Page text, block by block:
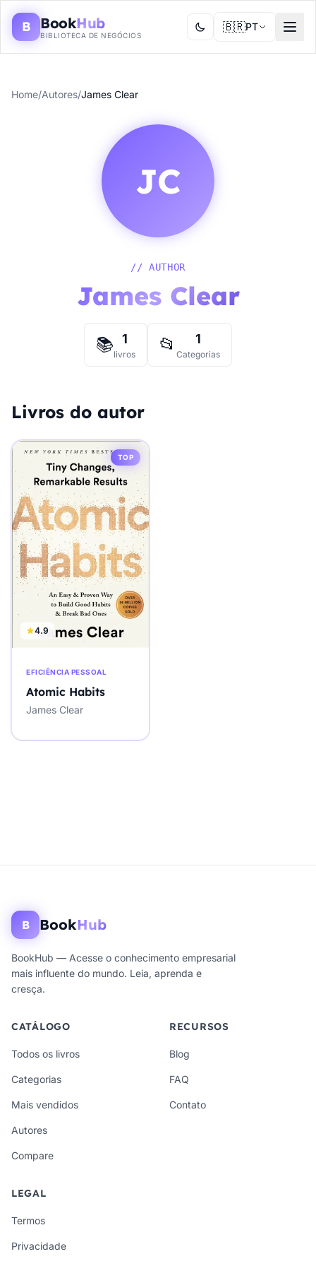
B BookHub
BIBLIOTECA DE NEGÓCIOS
🇧🇷PT
Home/Autores/James Clear
JC
// AUTHOR
James Clear
📚 1
livros 📂 1
Categorias
Livros do autor
TOP
4.9
EFICIÊNCIA PESSOAL
Atomic Habits
James Clear
B BookHub
BookHub — Acesse o conhecimento empresarial
mais influente do mundo. Leia, aprenda e
cresça.
CATÁLOGO
Todos os livros
Categorias
Mais vendidos
Autores
Compare
RECURSOS
Blog
FAQ
Contato
LEGAL
Termos
Privacidade